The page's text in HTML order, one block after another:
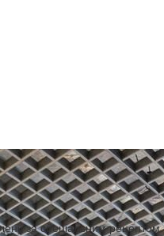
за спеціальним рецептом.